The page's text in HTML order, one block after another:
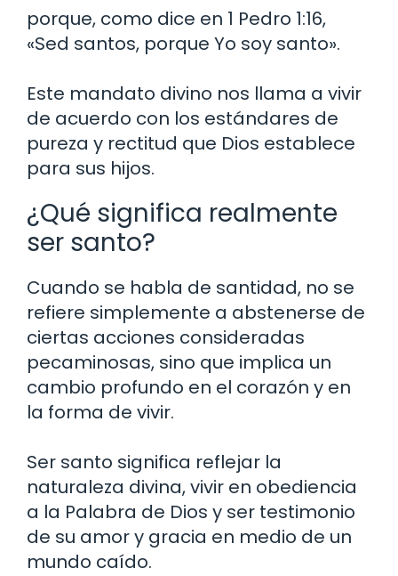
porque, como dice en 1 Pedro 1:16,
«Sed santos, porque Yo soy santo».
Este mandato divino nos llama a vivir
de acuerdo con los estándares de
pureza y rectitud que Dios establece
para sus hijos.
¿Qué significa realmente
ser santo?
Cuando se habla de santidad, no se
refiere simplemente a abstenerse de
ciertas acciones consideradas
pecaminosas, sino que implica un
cambio profundo en el corazón y en
la forma de vivir.
Ser santo significa reflejar la
naturaleza divina, vivir en obediencia
a la Palabra de Dios y ser testimonio
de su amor y gracia en medio de un
mundo caído.